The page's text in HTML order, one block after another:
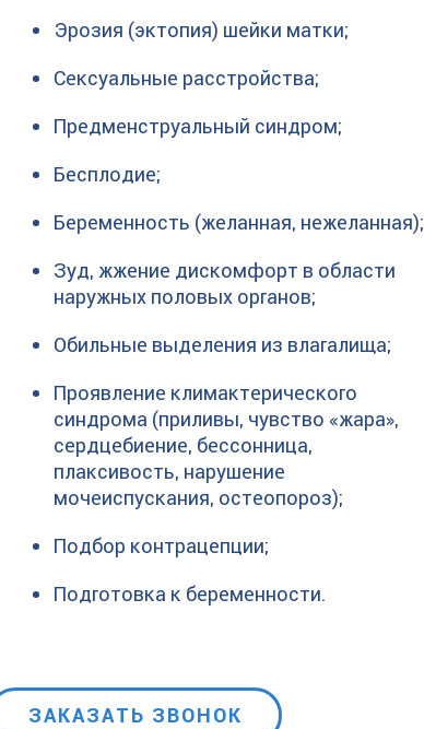
Эрозия (эктопия) шейки матки;
Сексуальные расстройства;
Предменструальный синдром;
Бесплодие;
Беременность (желанная, нежеланная);
Зуд, жжение дискомфорт в области
наружных половых органов;
Обильные выделения из влагалища;
Проявление климактерического
синдрома (приливы, чувство «жара»,
сердцебиение, бессонница,
плаксивость, нарушение
мочеиспускания, остеопороз);
Подбор контрацепции;
Подготовка к беременности.
ЗАКАЗАТЬ ЗВОНОК